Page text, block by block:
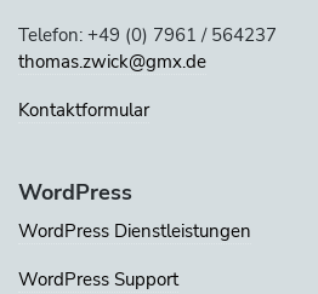
Telefon: +49 (0) 7961 / 564237
thomas.zwick@gmx.de
Kontaktformular
WordPress
WordPress Dienstleistungen
WordPress Support